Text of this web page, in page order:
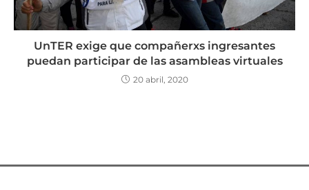
UnTER exige que compañerxs ingresantes
puedan participar de las asambleas virtuales
20 abril, 2020